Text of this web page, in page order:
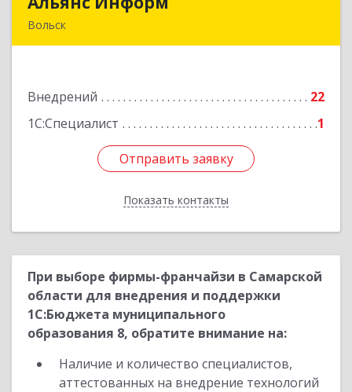
Вольск
Внедрений
22
1С:Специалист
1
Отправить заявку
Показать контакты
Подробнее
Отправить заявку
Назад
При выборе фирмы-франчайзи в Самарской
области для внедрения и поддержки
1С:Бюджета муниципального
образования 8, обратите внимание на:
Наличие и количество специалистов,
аттестованных на внедрение технологий